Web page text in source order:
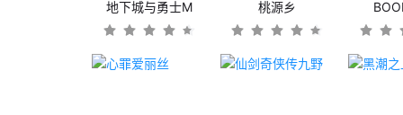
地下城与勇士M 桃源乡